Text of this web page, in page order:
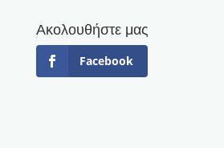
Ακολουθήστε μας
Facebook